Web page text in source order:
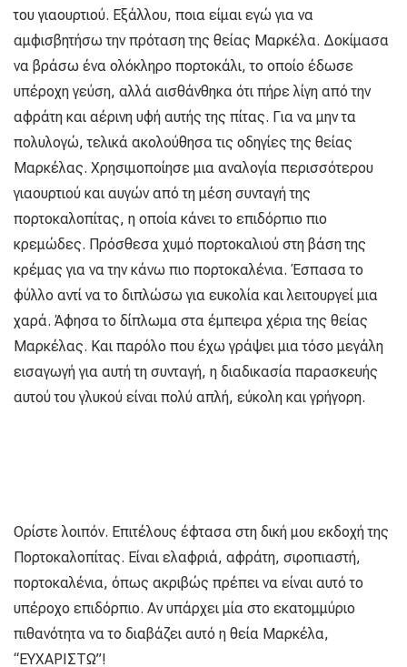
του γιαουρτιού. Εξάλλου, ποια είμαι εγώ για να
αμφισβητήσω την πρόταση της θείας Μαρκέλα. Δοκίμασα
να βράσω ένα ολόκληρο πορτοκάλι, το οποίο έδωσε
υπέροχη γεύση, αλλά αισθάνθηκα ότι πήρε λίγη από την
αφράτη και αέρινη υφή αυτής της πίτας. Για να μην τα
πολυλογώ, τελικά ακολούθησα τις οδηγίες της θείας
Μαρκέλας. Χρησιμοποίησε μια αναλογία περισσότερου
γιαουρτιού και αυγών από τη μέση συνταγή της
πορτοκαλοπίτας, η οποία κάνει το επιδόρπιο πιο
κρεμώδες. Πρόσθεσα χυμό πορτοκαλιού στη βάση της
κρέμας για να την κάνω πιο πορτοκαλένια. Έσπασα το
φύλλο αντί να το διπλώσω για ευκολία και λειτουργεί μια
χαρά. Άφησα το δίπλωμα στα έμπειρα χέρια της θείας
Μαρκέλας. Και παρόλο που έχω γράψει μια τόσο μεγάλη
εισαγωγή για αυτή τη συνταγή, η διαδικασία παρασκευής
αυτού του γλυκού είναι πολύ απλή, εύκολη και γρήγορη.
Ορίστε λοιπόν. Επιτέλους έφτασα στη δική μου εκδοχή της
Πορτοκαλοπίτας. Είναι ελαφριά, αφράτη, σιροπιαστή,
πορτοκαλένια, όπως ακριβώς πρέπει να είναι αυτό το
υπέροχο επιδόρπιο. Αν υπάρχει μία στο εκατομμύριο
πιθανότητα να το διαβάζει αυτό η θεία Μαρκέλα,
“ΕΥΧΑΡΙΣΤΩ”!